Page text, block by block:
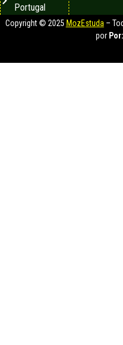
Portugal
Copyright © 2025 MozEstuda–
por Por: